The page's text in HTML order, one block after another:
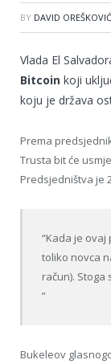
BY DAVID OREŠKOVIĆ
Vlada El
Bitcoin koji
koju je država
Prema
Trusta bit će
Predsjedništva je
“Kada je
toliko novca
račun). Stoga
”
Bukeleov